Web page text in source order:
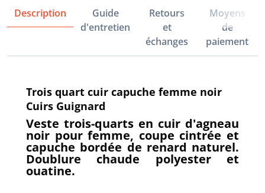
Description
Guide
d'entretien
Retours
et
échanges
Moyens
de
paiement
Trois quart cuir capuche femme noir
Cuirs Guignard
Veste trois-quarts en cuir d'agneau
noir pour femme, coupe cintrée et
capuche bordée de renard naturel.
Doublure chaude polyester et
ouatine.